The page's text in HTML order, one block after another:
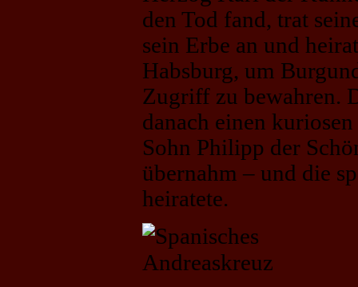
den Tod fand, trat
sein Erbe an und
Habsburg, um
Zugriff zu bewahren.
danach einen
Sohn Philipp der
übernahm – und die
heiratete.